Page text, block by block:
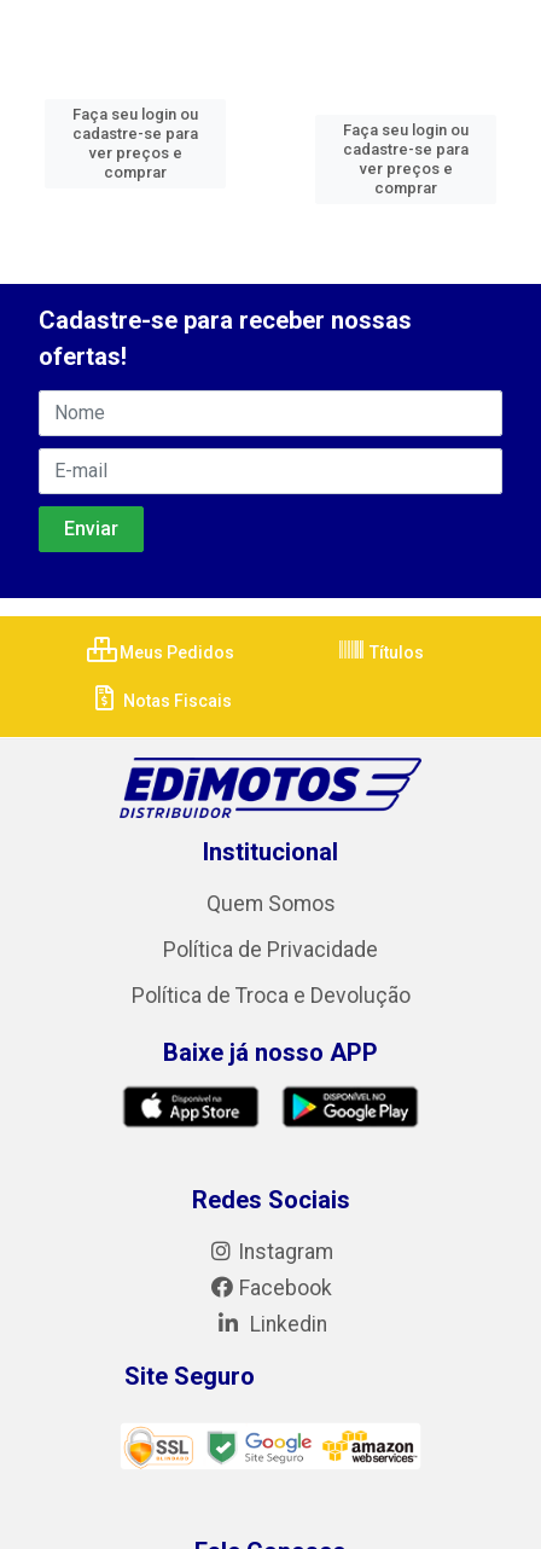
Faça seu login ou
cadastre-se para
ver preços e
comprar
Faça seu login ou
cadastre-se para
ver preços e
comprar
Cadastre-se para receber nossas
ofertas!
Meus Pedidos Títulos
Notas Fiscais
Institucional
Quem Somos
Política de Privacidade
Política de Troca e Devolução
Baixe já nosso APP
Redes Sociais
Instagram
Facebook
Linkedin
Site Seguro